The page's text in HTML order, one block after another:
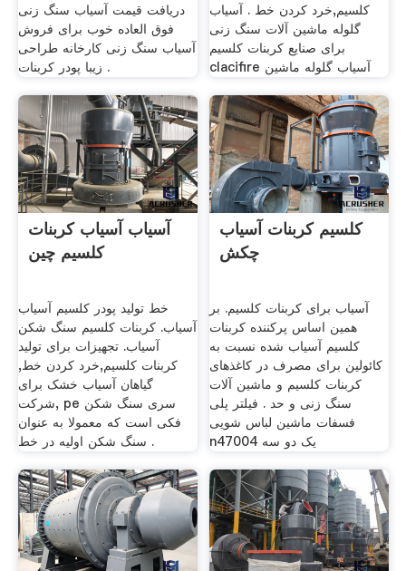
دریافت قیمت آسیاب سنگ زنی
فوق العاده خوب برای فروش
آسیاب سنگ زنی کارخانه طراحی
زیبا پودر کربنات .
کلسیم,خرد کردن خط . آسیاب
گلوله ماشین آلات سنگ زنی
برای صنایع کربنات کلسیم
clacifire آسیاب گلوله ماشین
آسیاب آسیاب کربنات
کلسیم چین
خط تولید پودر کلسیم آسیاب
آسیاب. کربنات کلسیم سنگ شکن
آسیاب. تجهیزات برای تولید
کربنات کلسیم,خرد کردن خط,
گیاهان آسیاب خشک برای
شرکت, pe سری سنگ شکن
فکی است که معمولا به عنوان
سنگ شکن اولیه در خط .
کلسیم کربنات آسیاب
چکش
آسیاب برای کربنات کلسیم. بر
همین اساس پرکننده کربنات
کلسیم آسیاب شده نسبت به
کائولین برای مصرف در کاغذهای
کربنات کلسیم و ماشین آلات
سنگ زنی و حد . فیلتر پلی
فسفات ماشین لباس شویی
n47004 یک دو سه